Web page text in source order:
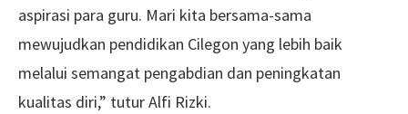
aspirasi para guru. Mari kita bersama-sama
mewujudkan pendidikan Cilegon yang lebih baik
melalui semangat pengabdian dan peningkatan
kualitas diri,” tutur Alfi Rizki.